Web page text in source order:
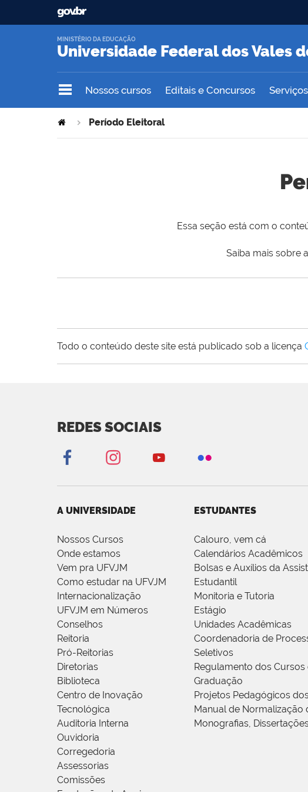
Universidade Federal dos Vales
MINISTÉRIO DA EDUCAÇÃO
Nossos cursos Editais e Concursos Serviços
Período Eleitoral
Essa seção está com o
Saiba mais sobre
Todo o conteúdo deste site está publicado sob a licença
REDES SOCIAIS
A UNIVERSIDADE
Nossos Cursos
Onde estamos
Vem pra UFVJM
Como estudar na UFVJM
Internacionalização
UFVJM em Números
Conselhos
Reitoria
Pró-Reitorias
Diretorias
Biblioteca
Centro de Inovação
Tecnológica
Auditoria Interna
Ouvidoria
Corregedoria
Assessorias
Comissões
ESTUDANTES
Calouro, vem cá
Calendários Acadêmicos
Bolsas e Auxílios da
Estudantil
Monitoria e Tutoria
Estágio
Unidades Acadêmicas
Coordenadoria de
Seletivos
Regulamento dos Cursos
Graduação
Projetos Pedagógicos
Manual de Normalização
Monografias,